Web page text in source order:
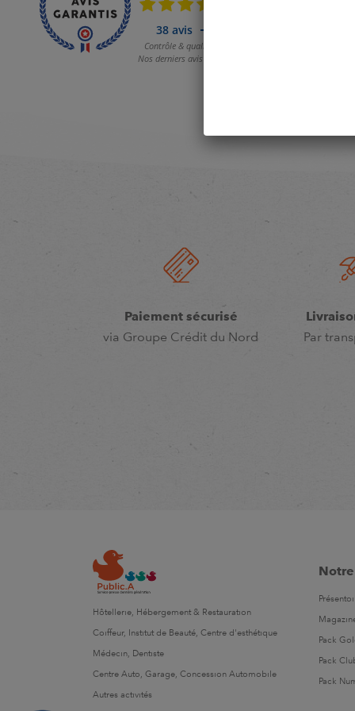
Paiement sécurisé
via Groupe Crédit du Nord
Par
Hôtellerie, Hébergement & Restauration
Coiffeur, Institut de Beauté, Centre d'esthétique
Médecin, Dentiste
Centre Auto, Garage, Concession Automobile
Autres activités
Pack
Pack
Pack